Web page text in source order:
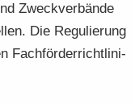
Zweck­ver­bän­de
Die Re­gu­lie­rung
Fach­för­der­richt­li­ni­